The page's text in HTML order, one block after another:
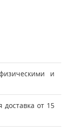
и
доставка от 15